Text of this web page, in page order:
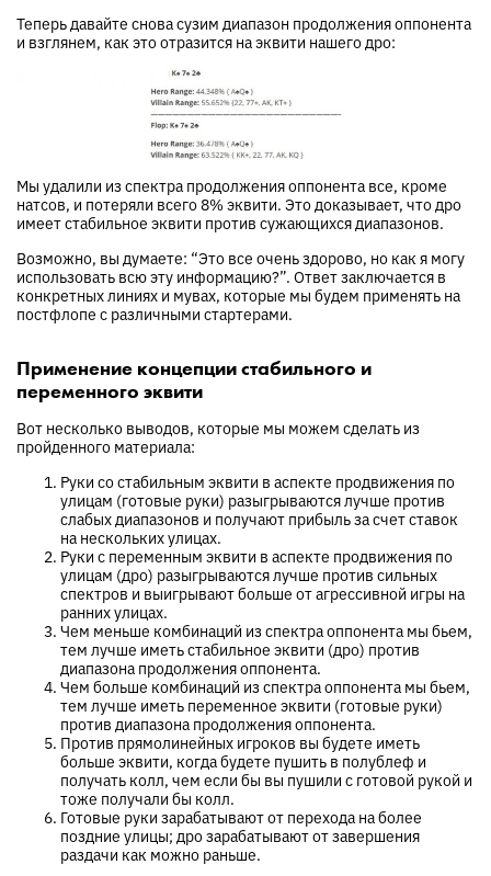
Теперь давайте снова сузим диапазон продолжения оппонента
и взглянем, как это отразится на эквити нашего дро:
Мы удалили из спектра продолжения оппонента все, кроме
натсов, и потеряли всего 8% эквити. Это доказывает, что дро
имеет стабильное эквити против сужающихся диапазонов.
Возможно, вы думаете: “Это все очень здорово, но как я могу
использовать всю эту информацию?”. Ответ заключается в
конкретных линиях и мувах, которые мы будем применять на
постфлопе с различными стартерами.
Применение концепции стабильного и
переменного эквити
Вот несколько выводов, которые мы можем сделать из
пройденного материала:
Руки со стабильным эквити в аспекте продвижения по
улицам (готовые руки) разыгрываются лучше против
слабых диапазонов и получают прибыль за счет ставок
на нескольких улицах.
Руки с переменным эквити в аспекте продвижения по
улицам (дро) разыгрываются лучше против сильных
спектров и выигрывают больше от агрессивной игры на
ранних улицах.
Чем меньше комбинаций из спектра оппонента мы бьем,
тем лучше иметь стабильное эквити (дро) против
диапазона продолжения оппонента.
Чем больше комбинаций из спектра оппонента мы бьем,
тем лучше иметь переменное эквити (готовые руки)
против диапазона продолжения оппонента.
Против прямолинейных игроков вы будете иметь
больше эквити, когда будете пушить в полублеф и
получать колл, чем если бы вы пушили с готовой рукой и
тоже получали бы колл.
Готовые руки зарабатывают от перехода на более
поздние улицы; дро зарабатывают от завершения
раздачи как можно раньше.